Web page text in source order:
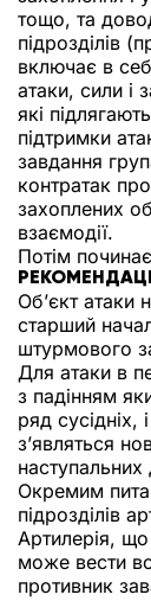
тощо, та
підрозділів
включає в
атаки, сили і
які
підтримки
завдання
контратак
захоплених
взаємодії.
Потім
Об’єкт атаки
старший
штурмового
Для атаки в
з падінням
ряд сусідніх,
з’являться
наступальних
Окремим
підрозділів
Артилерія, що
може вести
противник